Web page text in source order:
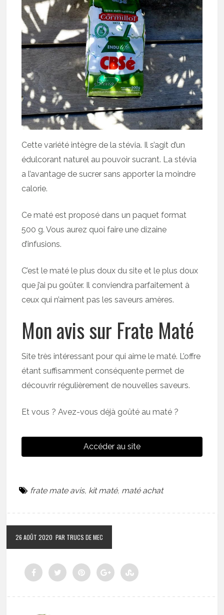
Cette variété intègre de la stévia. Il s’agit d’un
édulcorant naturel au pouvoir sucrant. La stévia
a l’avantage de sucrer sans apporter la moindre
calorie.
Ce maté est proposé dans un paquet format
500 g. Vous aurez quoi faire une dizaine
d’infusions.
C’est le maté le plus doux du site et le plus doux
que j’ai pu goûter. Il conviendra parfaitement à
ceux qui n’aiment pas les saveurs amères.
Mon avis sur Frate Maté
Site très intéressant pour qui aime le maté. L’offre
étant suffisamment conséquente permet de
découvrir régulièrement de nouvelles saveurs.
Et vous ? Avez-vous déjà goûté au maté ?
Accéder au site
frate mate avis, kit maté, maté achat
26 AOÛT 2020 PAR TRUCS DE MEC